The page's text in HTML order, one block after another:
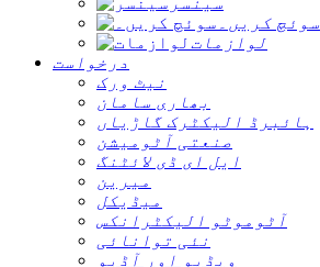
سوئچ کریں۔
لوازمات
درخواست
نیٹ ورک
بھاری سامان
ہائبرڈ الیکٹرک گاڑیاں
صنعتی آٹومیشن
ایل ای ڈی لائٹنگ
میرین
میڈیکل
آٹوموٹو الیکٹرانکس
نئی توانائی
ویڈیو اور آڈیو